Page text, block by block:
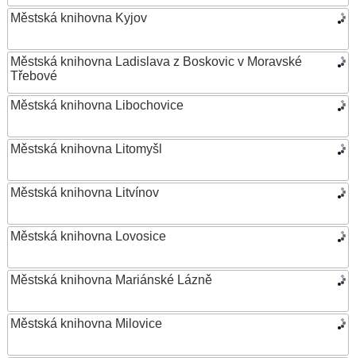
Městská knihovna Kyjov
Městská knihovna Ladislava z Boskovic v Moravské
Třebové
Městská knihovna Libochovice
Městská knihovna Litomyšl
Městská knihovna Litvínov
Městská knihovna Lovosice
Městská knihovna Mariánské Lázně
Městská knihovna Milovice